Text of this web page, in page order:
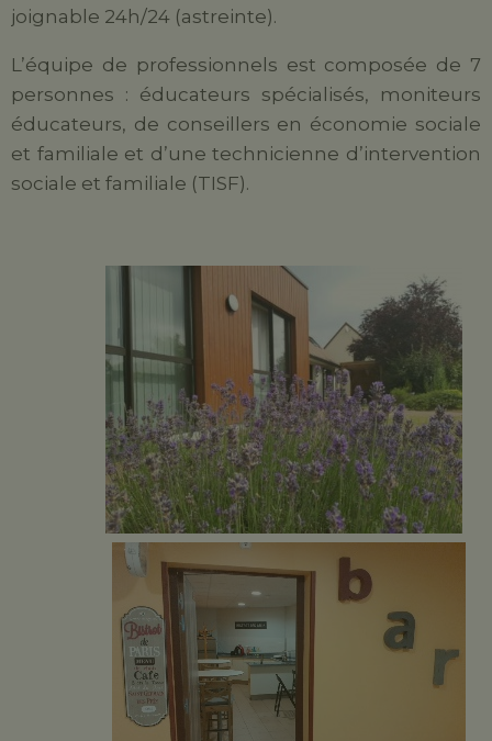
joignable 24h/24 (astreinte).
L’équipe de professionnels est composée de 7
personnes : éducateurs spécialisés, moniteurs
éducateurs, de conseillers en économie sociale
et familiale et d’une technicienne d’intervention
sociale et familiale (TISF).